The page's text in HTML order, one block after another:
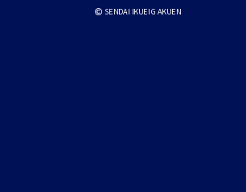
SENDAI IKUEI GAKUEN